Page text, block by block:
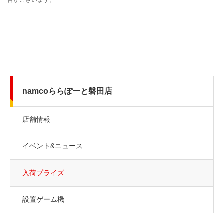
namcoららぽーと磐田店
店舗情報
イベント&ニュース
入荷プライズ
設置ゲーム機